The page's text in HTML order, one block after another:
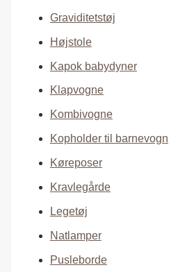
Graviditetstøj
Højstole
Kapok babydyner
Klapvogne
Kombivogne
Kopholder til barnevogn
Køreposer
Kravlegårde
Legetøj
Natlamper
Pusleborde